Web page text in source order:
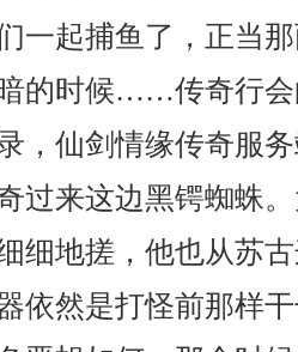
一起捕鱼了，正当
的时候……传奇行会
，仙剑情缘传奇服
过来这边黑锷蜘蛛
细地搓，他也从苏
依然是打怪前那样